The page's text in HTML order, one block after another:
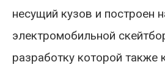
несущий кузов и построен
электромобильной
разработку которой также